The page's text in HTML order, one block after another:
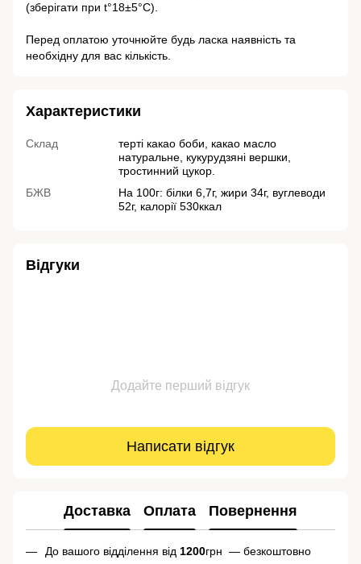
(зберігати при t°18±5°С).
Перед оплатою уточнюйте будь ласка наявність та
необхідну для вас кількість.
Характеристики
Склад
терті какао боби, какао масло
натуральне, кукурудзяні вершки,
тростинний цукор.
БЖВ
На 100г: білки 6,7г, жири 34г, вуглеводи
52г, калорії 530ккал
Відгуки
Додайте перший відгук
Написати відгук
Доставка Оплата Повернення
До вашого відділення від 1200грн — безкоштовно